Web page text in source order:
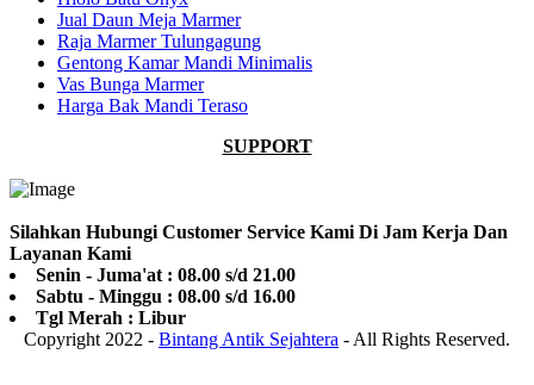
Jual Daun Meja Marmer
Raja Marmer Tulungagung
Gentong Kamar Mandi Minimalis
Vas Bunga Marmer
Harga Bak Mandi Teraso
SUPPORT
Silahkan Hubungi Customer Service Kami Di Jam Kerja Dan
Layanan Kami
Senin - Juma'at : 08.00 s/d 21.00
Sabtu - Minggu : 08.00 s/d 16.00
Tgl Merah : Libur
Copyright 2022 - Bintang Antik Sejahtera - All Rights Reserved.